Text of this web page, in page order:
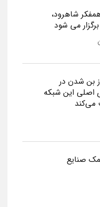
شاهرود،
بن شدن در
اصلی این شبکه
می‌کند
صنایع